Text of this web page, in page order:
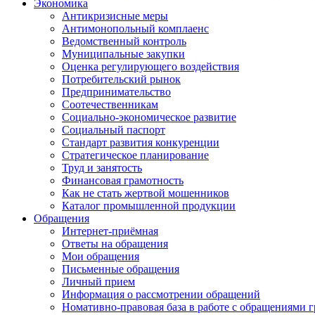
Экономика
Антикризисные меры
Антимонопольный комплаенс
Ведомственный контроль
Муниципальные закупки
Оценка регулирующего воздействия
Потребительский рынок
Предпринимательство
Соотечественникам
Социально-экономическое развитие
Социальный паспорт
Стандарт развития конкуренции
Стратегическое планирование
Труд и занятость
Финансовая грамотность
Как не стать жертвой мошенников
Каталог промышленной продукции
Обращения
Интернет-приёмная
Ответы на обращения
Мои обращения
Письменные обращения
Личный прием
Информация о рассмотрении обращений
Номативно-правовая база в работе с обращениями